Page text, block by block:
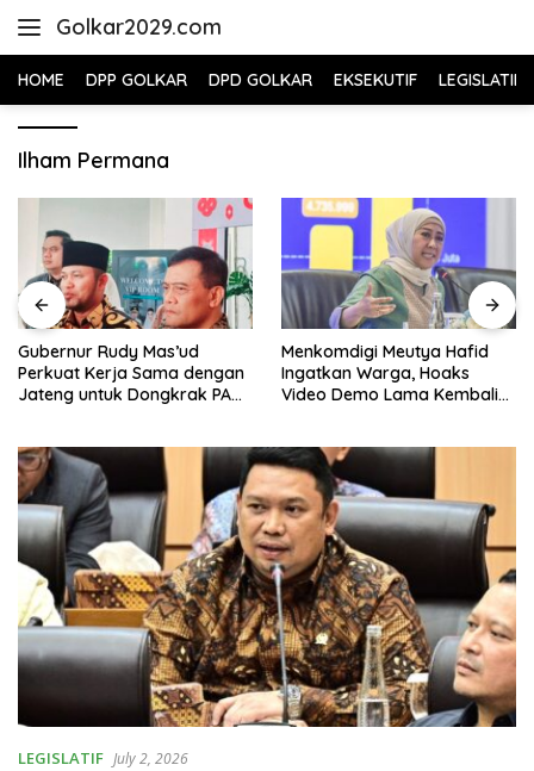
Golkar2029.com
HOME DPP GOLKAR DPD GOLKAR EKSEKUTIF LEGISLATIF
Ilham Permana
Gubernur Rudy Mas’ud
Perkuat Kerja Sama dengan
Jateng untuk Dongkrak PAD
Menkomdigi Meutya Hafid
Ingatkan Warga, Hoaks
Video Demo Lama Kembali
LEGISLATIF July 2, 2026